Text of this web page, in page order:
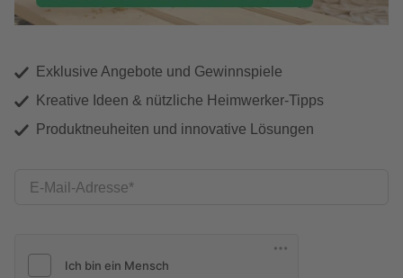
Exklusive Angebote und Gewinnspiele
Kreative Ideen & nützliche Heimwerker-Tipps
Produktneuheiten und innovative Lösungen
E-Mail-Adresse